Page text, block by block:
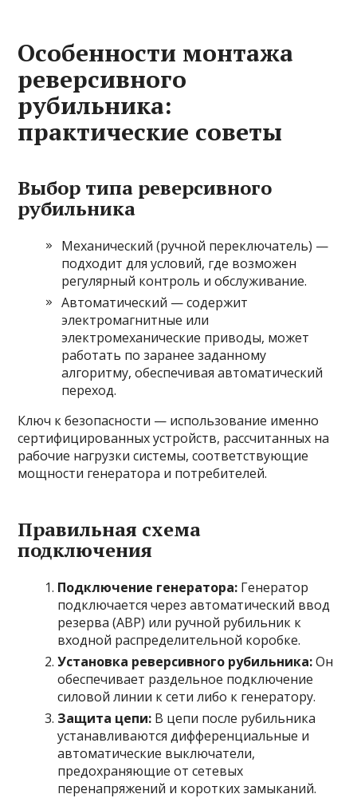
Особенности монтажа
реверсивного
рубильника:
практические советы
Выбор типа реверсивного
рубильника
Механический (ручной переключатель) —
подходит для условий, где возможен
регулярный контроль и обслуживание.
Автоматический — содержит
электромагнитные или
электромеханические приводы, может
работать по заранее заданному
алгоритму, обеспечивая автоматический
переход.
Ключ к безопасности — использование именно
сертифицированных устройств, рассчитанных на
рабочие нагрузки системы, соответствующие
мощности генератора и потребителей.
Правильная схема
подключения
Подключение генератора: Генератор
подключается через автоматический ввод
резерва (АВР) или ручной рубильник к
входной распределительной коробке.
Установка реверсивного рубильника:Он
обеспечивает раздельное подключение
силовой линии к сети либо к генератору.
Защита цепи: В цепи после рубильника
устанавливаются дифференциальные и
автоматические выключатели,
предохраняющие от сетевых
перенапряжений и коротких замыканий.